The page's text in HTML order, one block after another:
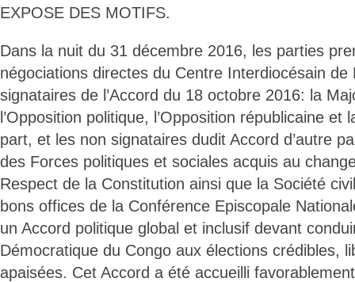
EXPOSE DES MOTIFS.
Dans la nuit du 31 décembre 2016, les parties
négociations directes du Centre Interdiocésain de
signataires de l’Accord du 18 octobre 2016: la
l’Opposition politique, l’Opposition républicaine et
part, et les non signataires dudit Accord d’autre
des Forces politiques et sociales acquis au
Respect de la Constitution ainsi que la Société
bons offices de la Conférence Episcopale
un Accord politique global et inclusif devant
Démocratique du Congo aux élections crédibles,
apaisées. Cet Accord a été accueilli